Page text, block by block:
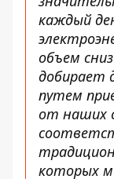
каждый
объем
добирает
путем
от наших
которых